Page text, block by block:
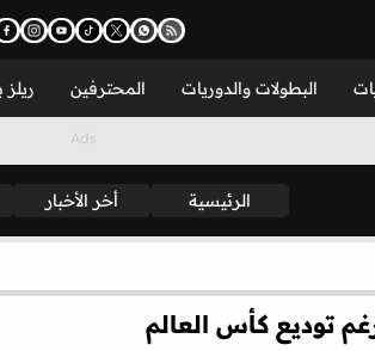
البطولات والدوريات المحترفين
الرئيسية أخر الأخبار
توديع كأس العالم